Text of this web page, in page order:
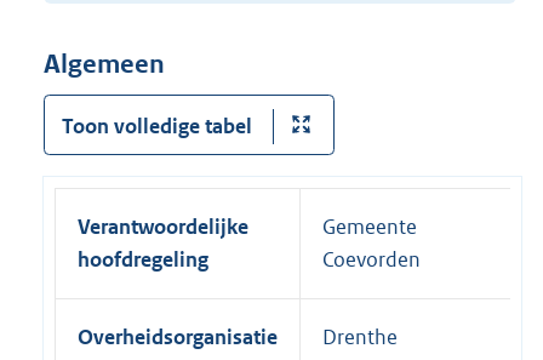
Algemeen
Toon volledige tabel
Verantwoordelijke
hoofdregeling
Gemeente
Coevorden
Overheidsorganisatie Drenthe